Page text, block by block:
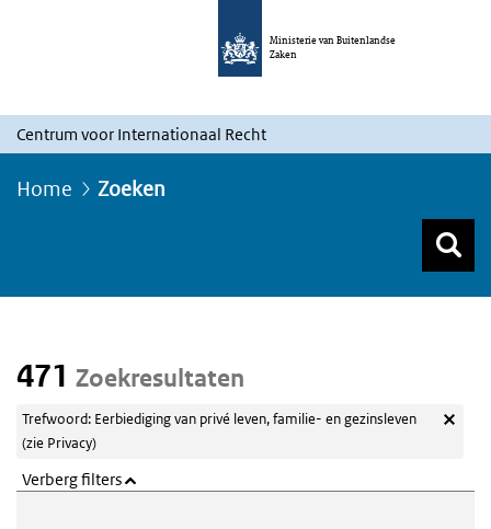
Ministerie van Buitenlandse
Zaken
Centrum voor Internationaal Recht
Home Zoeken
471 Zoekresultaten
Trefwoord: Eerbiediging van privé leven, familie- en gezinsleven
(zie Privacy)
Verberg filters